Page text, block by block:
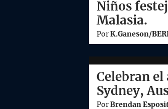
Niños
Malasia.
Por K.Ganeson/
Celebran
Sydney,
Por Brendan